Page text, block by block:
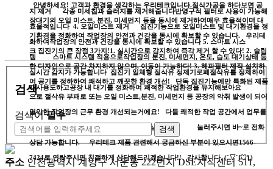
지 제거 각종 미세칩과 슬러지를 제거해줍니다반영구적 필터로 사용이 가능해
효울적입니다 4. 오일미스트 제거 집진기능으로 오일미스트 및 대기환경을 정
화하여작업장의 안전과 건강을 동시에 확보할 수 있습니다 5. 스마트 시스
템 스마트 시스템 적용으로작업장의 분진, 미세먼지, 온도, 습도 대기상태 등
실시간 감지가 가능합니다 집진기 일체형 절삭유 정제기로폐절삭유를 정제하여
재사용도하고공장 내 대기를 정화하여 쾌적한 작업환경을 유지해보아요
안녕하세요! 고객과 환경을 생각하는 우리테크입니다.절삭가공을 하다보면 공
장대기의 오일 미스트, 분진, 미세먼지 등을 동시에 제거하여매우 효율적이며 대
기환경을 정화하여 작업장의 안전과 건강을 동시에 확보할 수 있습니다. 우리테
크 집진기의 큰 장점 3가지!1. 실시간으로 감지하여 즉각 제거 할 수 있다! 2. 슬림
한 디자인으로 공간 차지하지 않으며, 이동이 가능하다! 3. 헤파필터 제작 설치하
여 공기를 정하하여 쾌적하고 깨끗한 환경 개선! 단독 집진기능에만 특화된 제품
으로 절삭유 부패로 또는 오일 미스트,분진, 미세먼지 등 공장의 악취 발생이 되어
열악한 작업장의 근무 환경 개선되는거에요! 다들 쾌적한 작업 공간에서 업무를
상승 뿐만이 아니라 공작기계 수명까지 상승!! 눌러주시면 바~로 전화
상담 가능합니다. 우리테크 제품 관련해서 궁금하신 부분이 있으시면1566-
7424로 연락주시면 친절하게 상담해드리겠습니다!! 감사합니다. (´▽`ʃ♡ƪ)
검색
검색어필수
검색
주소 인천광역시 계양구 서운동 222번지 DSE지식센터 511,